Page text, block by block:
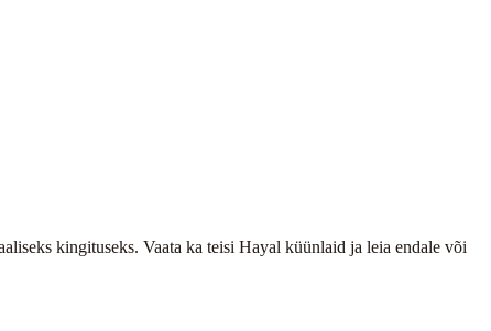
kingituseks. Vaata ka teisi Hayal küünlaid ja leia endale või